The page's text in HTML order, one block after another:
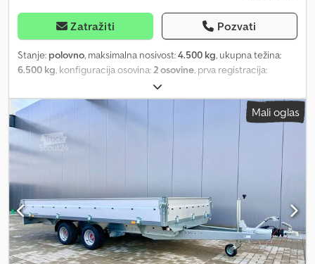
Zatražiti Pozvati
Stanje: polovno, maksimalna nosivost:4.500 kg, ukupna težina:
6.500 kg, konfiguracija osovina:2 osovine, prva registracija:
, sledeća inspekcija (TÜV):
prostora:4.000 mm, širina utovarnog prostora:1.900 mm, visina
tovarnog prostora: 380 mm
, ukupna
visina:3.000 mm
Mali oglas